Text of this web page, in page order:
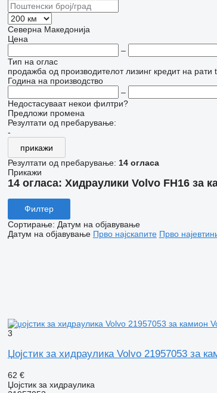
Северна Македонија
Цена
–
Тип на оглас
продажба од производителот лизинг кредит на рати
Година на производство
–
Недостасуваат некои филтри?
Предложи промена
Резултати од пребарување:
-
прикажи
Резултати од пребарување: 14 огласа
Прикажи
14 огласа: Хидраулики Volvo FH16 за
Филтер
Сортирање: Датум на објавување
Датум на објавување Прво најскапите Прво
3
Џојстик за хидраулика Volvo 21957053 за
62 €
Џојстик за хидраулика